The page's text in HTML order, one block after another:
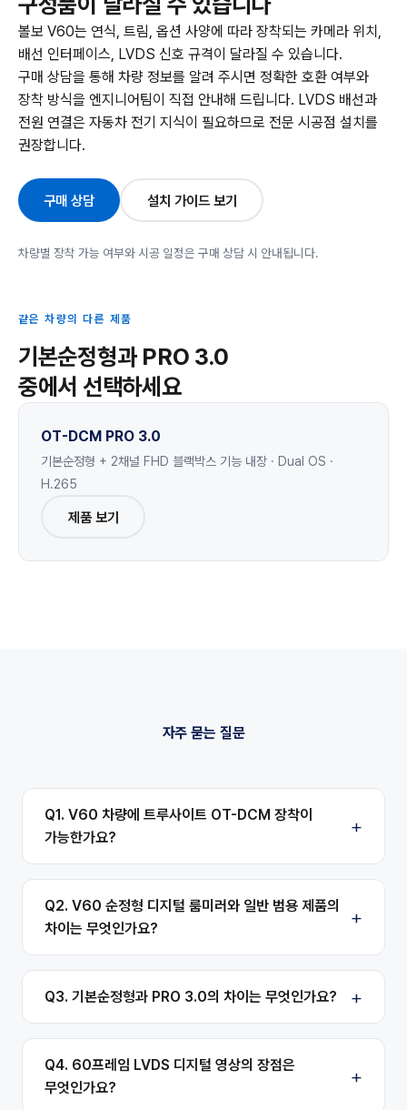
볼보 V60는 연식, 트림, 옵션 사양에 따라 장착되는 카메라 위치,
배선 인터페이스, LVDS 신호 규격이 달라질 수 있습니다.
구매 상담을 통해 차량 정보를 알려 주시면 정확한 호환 여부와
장착 방식을 엔지니어팀이 직접 안내해 드립니다. LVDS 배선과
전원 연결은 자동차 전기 지식이 필요하므로 전문 시공점 설치를
권장합니다.
구매 상담 설치 가이드 보기
차량별 장착 가능 여부와 시공 일정은 구매 상담 시 안내됩니다.
같은 차량의 다른 제품
기본순정형과 PRO 3.0
중에서 선택하세요
OT-DCM PRO 3.0
기본순정형 + 2채널 FHD 블랙박스 기능 내장 · Dual OS ·
H.265
제품 보기
자주 묻는 질문
Q1. V60 차량에 트루사이트 OT-DCM 장착이
가능한가요?
Q2. V60 순정형 디지털 룸미러와 일반 범용 제품의
차이는 무엇인가요?
Q3. 기본순정형과 PRO 3.0의 차이는 무엇인가요?
Q4. 60프레임 LVDS 디지털 영상의 장점은
무엇인가요?